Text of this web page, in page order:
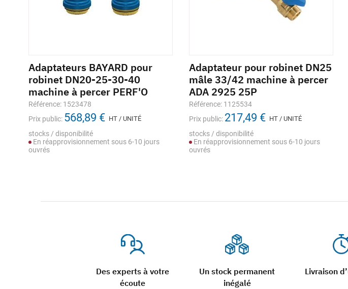
Des experts à votre
écoute
Un stock permanent
inégalé
Livraison
Adaptateurs BAYARD pour
robinet DN20-25-30-40
machine à percer PERF'O
Référence: 1523478
Prix public: 568,89 € HT / UNITÉ
stocks / disponibilité
En réapprovisionnement sous 6-10 jours
ouvrés
Adaptateur pour robinet DN25
mâle 33/42 machine à percer
ADA 2925 25P
Référence: 1125534
Prix public: 217,49 € HT / UNITÉ
stocks / disponibilité
En réapprovisionnement sous 6-10 jours
ouvrés